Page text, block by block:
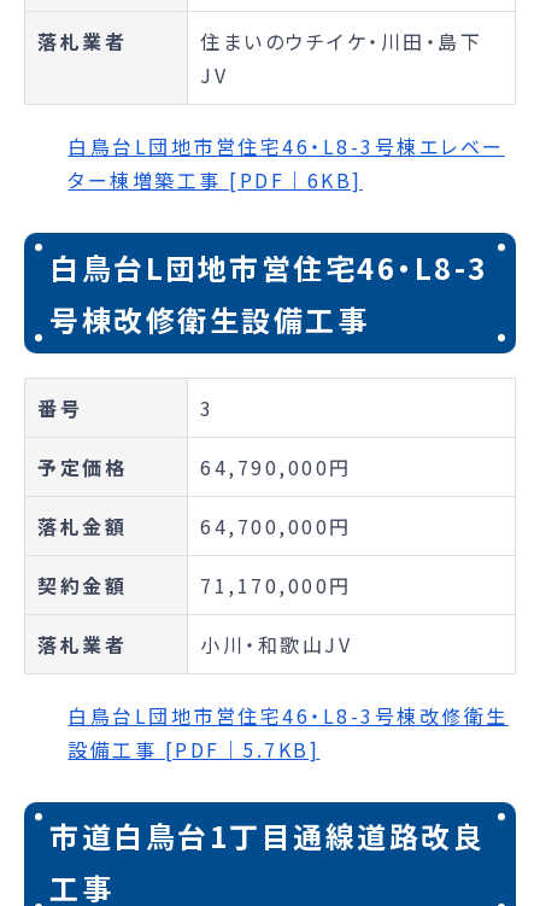
落札業者
住まいのウチイケ・川田・島下
JV
白鳥台L団地市営住宅46・L8-3号棟エレベー
ター棟増築工事 [PDF｜6KB]
白鳥台L団地市営住宅46・L8-3
号棟改修衛生設備工事
番号 3
予定価格 64,790,000円
落札金額 64,700,000円
契約金額 71,170,000円
落札業者 小川・和歌山JV
白鳥台L団地市営住宅46・L8-3号棟改修衛生
設備工事 [PDF｜5.7KB]
市道白鳥台1丁目通線道路改良
工事